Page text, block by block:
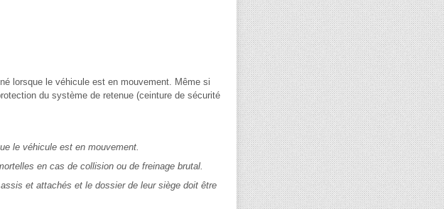
lorsque le véhicule est en mouvement. Même si
du système de retenue (ceinture de sécurité
le véhicule est en mouvement.
en cas de collision ou de freinage brutal.
et attachés et le dossier de leur siège doit être